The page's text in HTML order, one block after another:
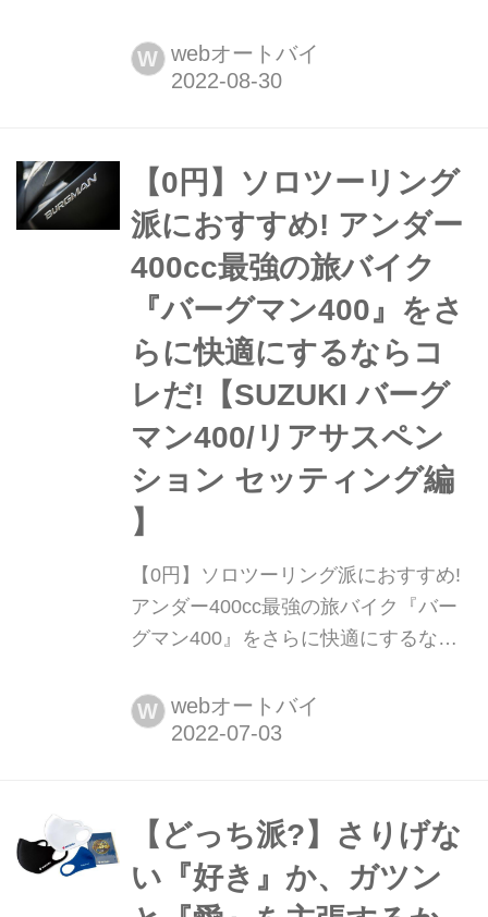
ジャケット 編】 東京&大阪モーターサ
イクルショーなどで発売されたスズキ
も加わりました! スズキのWebショッ
ピングモール『S-MALL(エスモール)』
でも買えます。
W webオートバイ
【0円】ソロツーリング
派におすすめ! アンダー
400cc最強の旅バイク
『バーグマン400』をさ
らに快適にするならコ
レだ!【SUZUKI バーグ
マン400/リアサスペン
ション セッティング編
】
【0円】ソロツーリング派におすすめ!
アンダー400cc最強の旅バイク『バー
グマン400』をさらに快適にするなら
サスペンション セッティング編 】 ノ
ーマルのままでも良いけど、ちょっと
旅ライダーは是非ご覧ください。
W webオートバイ
【どっち派?】さりげな
い『好き』か、ガツン